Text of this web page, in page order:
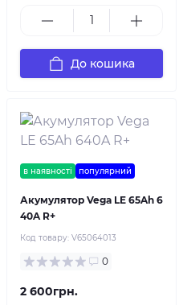
До кошика
в наявності популярний
Акумулятор Vega LE 65Ah 6
40A R+
Код товару: V65064013
0
2 600грн.